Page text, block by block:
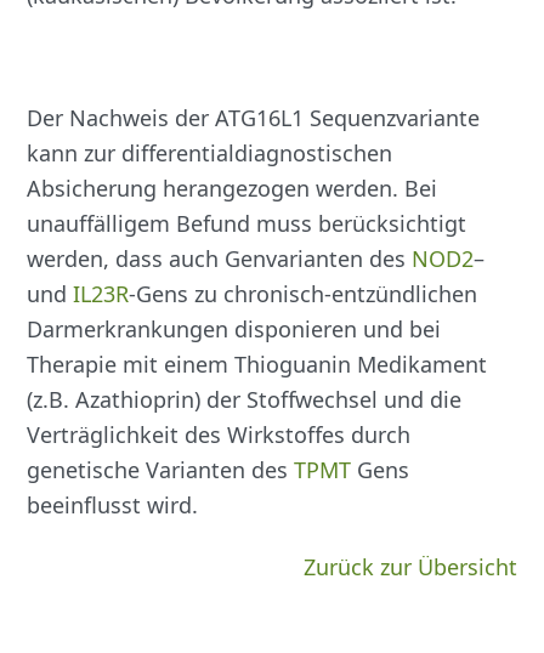
Der Nachweis der ATG16L1 Sequenzvariante
kann zur differentialdiagnostischen
Absicherung herangezogen werden. Bei
unauffälligem Befund muss berücksichtigt
werden, dass auch Genvarianten des NOD2–
undIL23R-Gens zu chronisch-entzündlichen
Darmerkrankungen disponieren und bei
Therapie mit einem Thioguanin Medikament
(z.B. Azathioprin) der Stoffwechsel und die
Verträglichkeit des Wirkstoffes durch
genetische Varianten desTPMT Gens
beeinflusst wird.
Zurück zur Übersicht